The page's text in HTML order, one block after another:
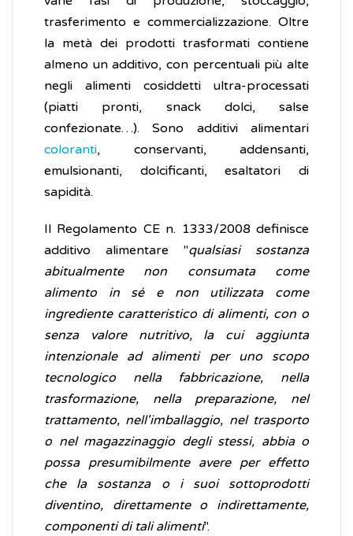
trasferimento e commercializzazione. Oltre
la metà dei prodotti trasformati contiene
almeno un additivo, con percentuali più alte
negli alimenti cosiddetti ultra-processati
(piatti pronti, snack dolci, salse
confezionate…). Sono additivi alimentari
coloranti, conservanti, addensanti,
emulsionanti, dolcificanti, esaltatori di
sapidità.
Il Regolamento CE n. 1333/2008 definisce
additivo alimentare "qualsiasi sostanza
abitualmente non consumata come
alimento in sé e non utilizzata come
ingrediente caratteristico di alimenti, con o
senza valore nutritivo, la cui aggiunta
intenzionale ad alimenti per uno scopo
tecnologico nella fabbricazione, nella
trasformazione, nella preparazione, nel
trattamento, nell'imballaggio, nel trasporto
o nel magazzinaggio degli stessi, abbia o
possa presumibilmente avere per effetto
che la sostanza o i suoi sottoprodotti
diventino, direttamente o indirettamente,
componenti di tali alimenti".